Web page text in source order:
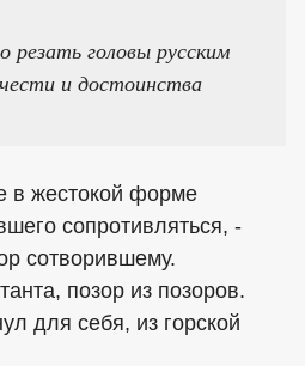
головы русским
и достоинства
в жестокой форме
сопротивляться, -
сотворившему.
позор из позоров.
для себя, из горской